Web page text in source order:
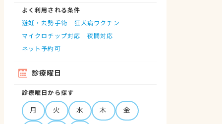
よく利用される条件
避妊・去勢手術
狂犬病ワクチン
マイクロチップ対応
夜間対応
ネット予約可
診療曜日
診療曜日から探す
月 火 水 木
金